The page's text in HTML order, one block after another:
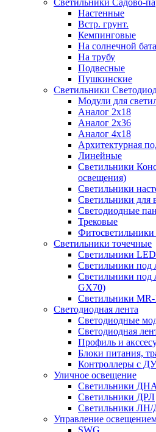
Настенные
Встр. грунт.
Кемпинговые
На солнечной
На трубу
Подвесные
Пушкинские
Светильники
Модули для
Аналог 2х18
Аналог 2х36
Аналог 4х18
Архитектурная
Линейные
Светильники
освещения)
Светильники
Светильники для
Светодиодные
Трековые
Фитосветильники
Светильники точечные
Светильники LED
Светильники под
Светильники под
GX70)
Светильники
Светодиодная лента
Светодиодные
Светодиодная
Профиль и
Блоки питания,
Контроллеры с ДУ
Уличное освещение
Светильники
Светильники ДРЛ
Светильники
Управление
SWG